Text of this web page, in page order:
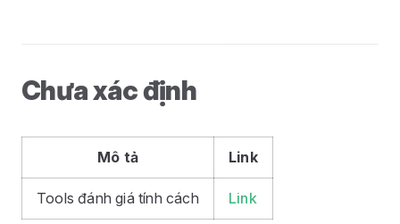
Chưa xác định
Mô tả Link
Tools đánh giá tính cách Link